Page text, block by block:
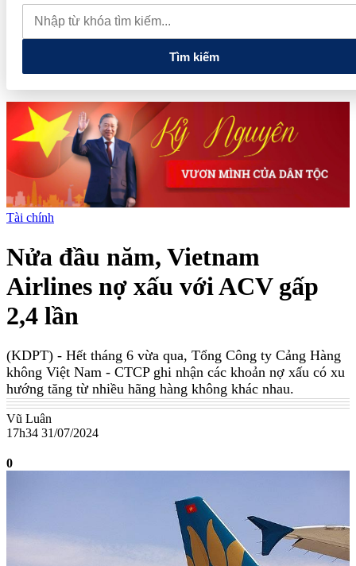
muốn mở rộng hợp tác công nghệ cao tại Đồng Nai
Từ hệ sinh
thái tài chính đến tham vọng năng lượng: T&T Group đang tạo
"đòn bẩy vốn" như thế nào?
Tìm kiếm
Tài chính
Nửa đầu năm, Vietnam
Airlines nợ xấu với ACV gấp
2,4 lần
(KDPT) - Hết tháng 6 vừa qua, Tổng Công ty Cảng Hàng
không Việt Nam - CTCP ghi nhận các khoản nợ xấu có xu
hướng tăng từ nhiều hãng hàng không khác nhau.
Vũ Luân
17h34 31/07/2024
0